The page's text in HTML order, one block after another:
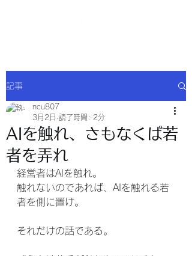
記事
AIを触れ、さもなくば若
者を弄れ
ncu807
3月2日 読了時間: 2分
経営者はAIを触れ。
触れないのであれば、AIを触れる若
者を側に置け。
それだけの話である。